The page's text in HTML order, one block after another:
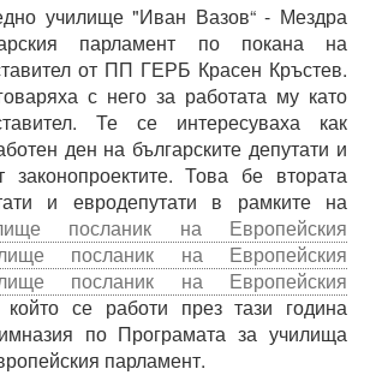
училище "Иван Вазов“ - Мездра
парламент по покана на
от ПП ГЕРБ Красен Кръстев.
с него за работата му като
Те се интересуваха как
ден на българските депутати и
. Това бе втората
и евродепутати в рамките на
посланик на Европейския
посланик на Европейския
посланик на Европейския
се работи през тази година
по Програмата за училища
парламент.